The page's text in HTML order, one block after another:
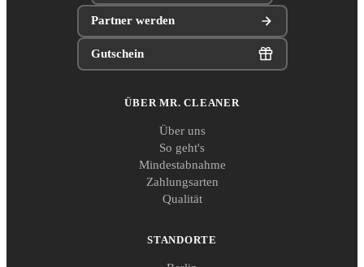
Partner werden
Gutschein
ÜBER MR. CLEANER
Über uns
So geht's
Mindestabnahme
Zahlungsarten
Qualität
STANDORTE